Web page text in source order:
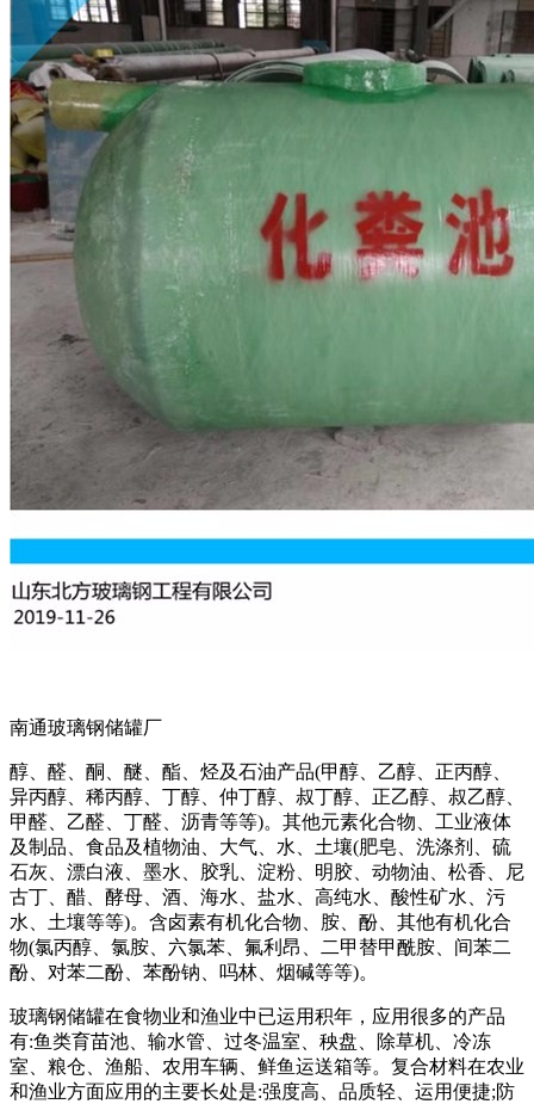
南通玻璃钢储罐厂
醇、醛、酮、醚、酯、烃及石油产品(甲醇、乙醇、正丙醇、
异丙醇、稀丙醇、丁醇、仲丁醇、叔丁醇、正乙醇、叔乙醇、
甲醛、乙醛、丁醛、沥青等等)。其他元素化合物、工业液体
及制品、食品及植物油、大气、水、土壤(肥皂、洗涤剂、硫
石灰、漂白液、墨水、胶乳、淀粉、明胶、动物油、松香、尼
古丁、醋、酵母、酒、海水、盐水、高纯水、酸性矿水、污
水、土壤等等)。含卤素有机化合物、胺、酚、其他有机化合
物(氯丙醇、氯胺、六氯苯、氟利昂、二甲替甲酰胺、间苯二
酚、对苯二酚、苯酚钠、吗林、烟碱等等)。
玻璃钢储罐在食物业和渔业中已运用积年，应用很多的产品
有:鱼类育苗池、输水管、过冬温室、秧盘、除草机、冷冻
室、粮仓、渔船、农用车辆、鲜鱼运送箱等。复合材料在农业
和渔业方面应用的主要长处是:强度高、品质轻、运用便捷;防